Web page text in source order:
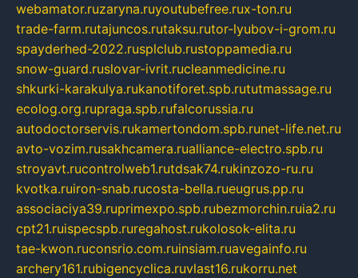
webamator.ruzaryna.ruyoutubefree.rux-ton.ru
trade-farm.rutajuncos.rutaksu.rutor-lyubov-i-grom.ru
spayderhed-2022.rusplclub.rustoppamedia.ru
snow-guard.ruslovar-ivrit.rucleanmedicine.ru
shkurki-karakulya.rukanotiforet.spb.rututmassage.ru
ecolog.org.rupraga.spb.rufalcorussia.ru
autodoctorservis.rukamertondom.spb.runet-life.net.ru
avto-vozim.rusakhcamera.rualliance-electro.spb.ru
stroyavt.rucontrolweb1.rutdsak74.rukinzozo-ru.ru
kvotka.ruiron-snab.rucosta-bella.rueugrus.pp.ru
associaciya39.ruprimexpo.spb.rubezmorchin.ruia2.ru
cpt21.ruispecspb.ruregahost.rukolosok-elita.ru
tae-kwon.ruconsrio.com.ruinsiam.ruavegainfo.ru
archery161.rubigencyclica.ruvlast16.rukorru.net